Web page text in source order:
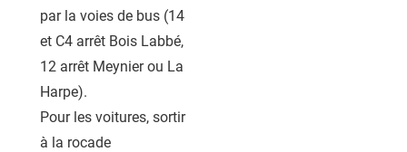
par la voies de bus (14
et C4 arrêt Bois Labbé,
12 arrêt Meynier ou La
Harpe).
Pour les voitures, sortir
à la rocade